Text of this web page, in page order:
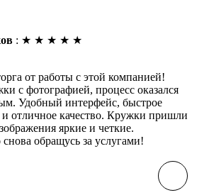
: ★ ★ ★ ★ ★
от работы с этой компанией!
с фотографией, процесс оказался
Удобный интерфейс, быстрое
отличное качество. Кружки пришли
яркие и четкие.
снова обращусь за услугами!